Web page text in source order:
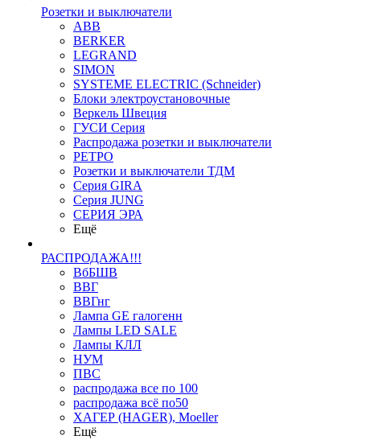
Розетки и выключатели
ABB
BERKER
LEGRAND
SIMON
SYSTEME ELECTRIC (Schneider)
Блоки электроустановочные
Веркель Швеция
ГУСИ Серия
Распродажа розетки и выключатели
РЕТРО
Розетки и выключатели ТДМ
Серия GIRA
Серия JUNG
СЕРИЯ ЭРА
Ещё
РАСПРОДАЖА!!!
ВбБШВ
ВВГ
ВВГнг
Лампа GE галогенн
Лампы LED SALE
Лампы КЛЛ
НУМ
ПВС
распродажа все по 100
распродажа всё по50
ХАГЕР (HAGER), Moeller
Ещё